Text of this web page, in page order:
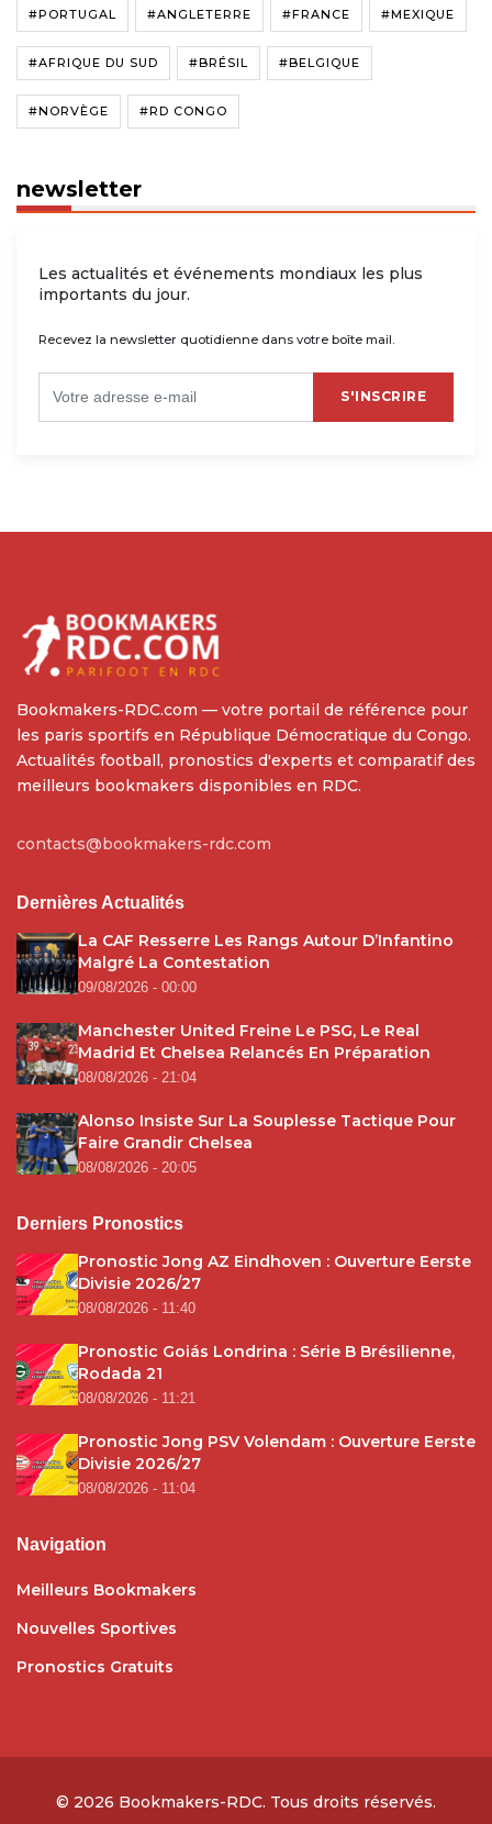
#PORTUGAL #ANGLETERRE #FRANCE #MEXIQUE
#AFRIQUE DU SUD #BRÉSIL #BELGIQUE
#NORVÈGE #RD CONGO
newsletter
Les actualités et événements mondiaux les plus
importants du jour.
Recevez la newsletter quotidienne dans votre boîte mail.
S'INSCRIRE
Bookmakers-RDC.com — votre portail de référence pour
les paris sportifs en République Démocratique du Congo.
Actualités football, pronostics d'experts et comparatif des
meilleurs bookmakers disponibles en RDC.
contacts@bookmakers-rdc.com
Dernières Actualités
La CAF Resserre Les Rangs Autour D’Infantino
Malgré La Contestation
09/08/2026 - 00:00
Manchester United Freine Le PSG, Le Real
Madrid Et Chelsea Relancés En Préparation
08/08/2026 - 21:04
Alonso Insiste Sur La Souplesse Tactique Pour
Faire Grandir Chelsea
08/08/2026 - 20:05
Derniers Pronostics
Pronostic Jong AZ Eindhoven : Ouverture Eerste
Divisie 2026/27
08/08/2026 - 11:40
Pronostic Goiás Londrina : Série B Brésilienne,
Rodada 21
08/08/2026 - 11:21
Pronostic Jong PSV Volendam : Ouverture Eerste
Divisie 2026/27
08/08/2026 - 11:04
Navigation
Meilleurs Bookmakers
Nouvelles Sportives
Pronostics Gratuits
© 2026 Bookmakers-RDC. Tous droits réservés.